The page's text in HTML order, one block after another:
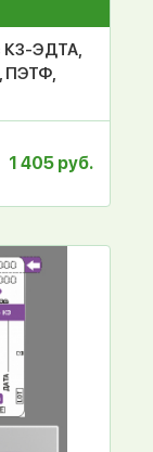
К3-ЭДТА,
ПЭТФ,
1 405 руб.